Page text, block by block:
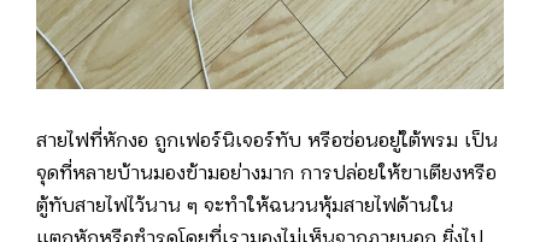
สายไฟที่หักงอ ถูกเฟอร์นิเจอร์ทับ หรือซ่อนอยู่ใต้พรม เป็น
จุดที่หลายบ้านมองข้ามอย่างมาก การปล่อยให้ขาเตียงหรือ
ตู้ทับสายไฟไว้นาน ๆ จะทำให้ฉนวนหุ้มสายไฟด้านใน